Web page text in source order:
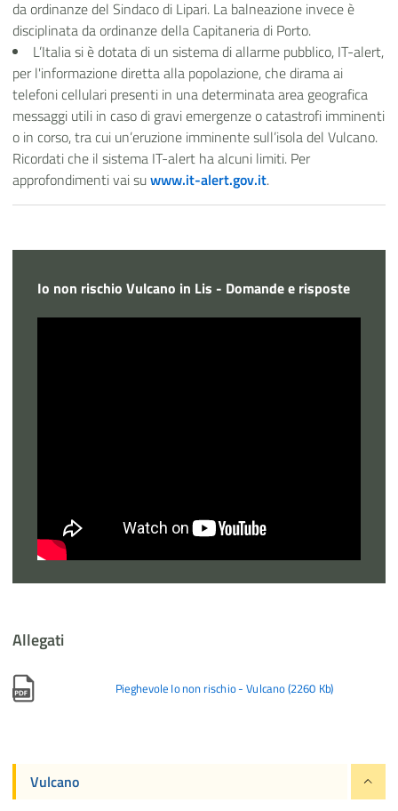
da ordinanze del Sindaco di Lipari. La balneazione invece è
disciplinata da ordinanze della Capitaneria di Porto.
L’Italia si è dotata di un sistema di allarme pubblico, IT-alert,
per l'informazione diretta alla popolazione, che dirama ai
telefoni cellulari presenti in una determinata area geografica
messaggi utili in caso di gravi emergenze o catastrofi imminenti
o in corso, tra cui un’eruzione imminente sull’isola del Vulcano.
Ricordati che il sistema IT-alert ha alcuni limiti. Per
approfondimenti vai suwww.it-alert.gov.it.
Io non rischio Vulcano in Lis - Domande e risposte
Allegati
Pieghevole Io non rischio - Vulcano(2260 Kb)
Vulcano